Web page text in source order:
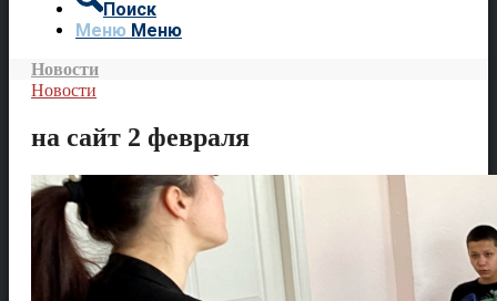
Поиск
Меню Меню
Новости
Новости
на сайт 2 февраля